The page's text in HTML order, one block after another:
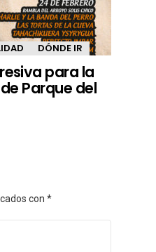
DÓNDE IR
para la
Parque del
con *